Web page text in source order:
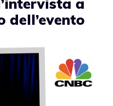
a
dell’evento